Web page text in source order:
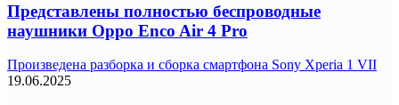
Представлены полностью беспроводные
наушники Oppo Enco Air 4 Pro
Произведена разборка и сборка смартфона Sony Xperia 1 VII
19.06.2025